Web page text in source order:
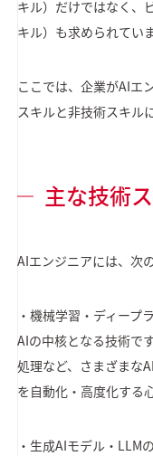
キル）だけではなく、
キル）も求められていま
ここでは、企業がAIエ
スキルと非技術スキル
主な技術
AIエンジニアには、次
・機械学習・ディープ
AIの中核となる技術で
処理など、さまざまな
を自動化・高度化する
・生成AIモデル・LLM